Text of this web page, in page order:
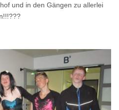
und in den Gängen zu allerlei